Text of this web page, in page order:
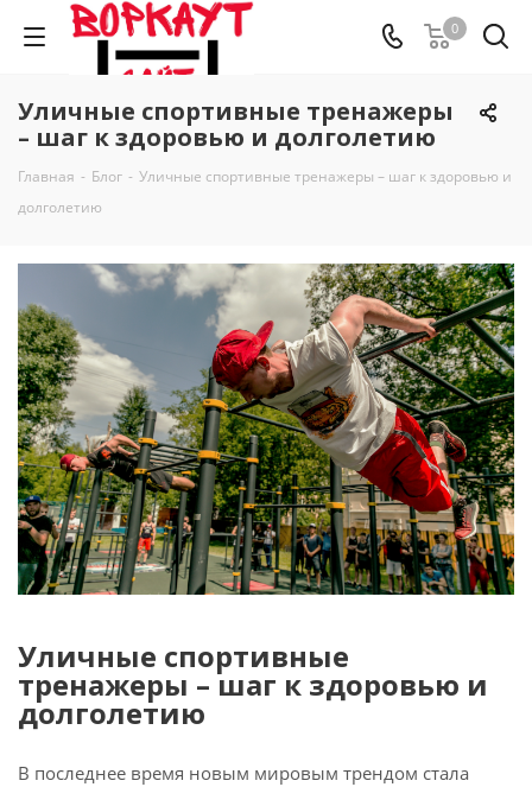
0
Уличные спортивные тренажеры
– шаг к здоровью и долголетию
Главная - Блог - Уличные спортивные тренажеры – шаг к здоровью и
долголетию
Уличные спортивные
тренажеры – шаг к здоровью и
долголетию
В последнее время новым мировым трендом стала